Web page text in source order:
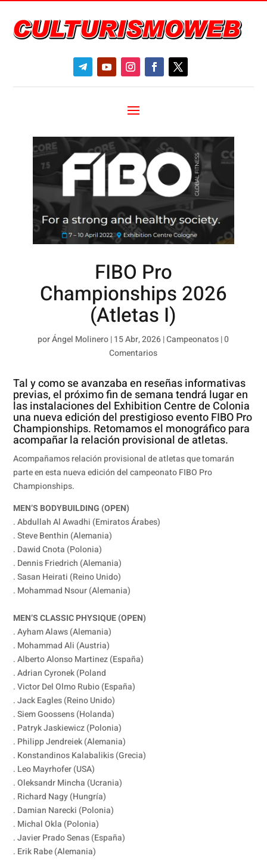
FIBO Pro
Championships 2026
(Atletas I)
porÁngel Molinero|15 Abr, 2026|Campeonatos|0
Comentarios
Tal y como se avanzaba en reseñas informativas
previas, el próximo fin de semana tendrá lugar en
las instalaciones del Exhibition Centre de Colonia
una nueva edición del prestigioso evento FIBO Pro
Championships. Retomamos el monográfico para
acompañar la relación provisional de atletas.
Acompañamos relación provisional de atletas que tomarán
parte en esta nueva edición del campeonato FIBO Pro
Championships.
MEN’S BODYBUILDING (OPEN)
. Abdullah Al Awadhi (Emiratos Árabes)
. Steve Benthin (Alemania)
. Dawid Cnota (Polonia)
. Dennis Friedrich (Alemania)
. Sasan Heirati (Reino Unido)
. Mohammad Nsour (Alemania)
MEN’S CLASSIC PHYSIQUE (OPEN)
. Ayham Alaws (Alemania)
. Mohammad Ali (Austria)
. Alberto Alonso Martinez (España)
. Adrian Cyronek (Poland
. Victor Del Olmo Rubio (España)
. Jack Eagles (Reino Unido)
. Siem Goossens (Holanda)
. Patryk Jaskiewicz (Polonia)
. Philipp Jendreiek (Alemania)
. Konstandinos Kalabalikis (Grecia)
. Leo Mayrhofer (USA)
. Oleksandr Mincha (Ucrania)
. Richard Nagy (Hungría)
. Damian Narecki (Polonia)
. Michal Okla (Polonia)
. Javier Prado Senas (España)
. Erik Rabe (Alemania)